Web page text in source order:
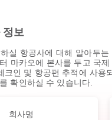
정보
실 항공사에 대해 알아두
마카오에 본사를 두고 국
크인 및 항공편 추적에 사용
확인하실 수 있습니다.
회사명